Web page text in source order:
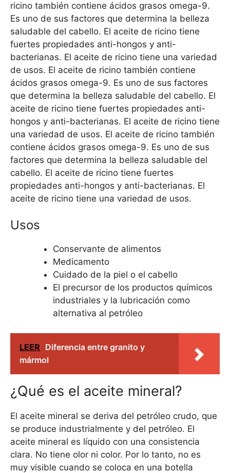
ricino también contiene ácidos grasos omega-9.
Es uno de sus factores que determina la belleza
saludable del cabello. El aceite de ricino tiene
fuertes propiedades anti-hongos y anti-
bacterianas. El aceite de ricino tiene una variedad
de usos. El aceite de ricino también contiene
ácidos grasos omega-9. Es uno de sus factores
que determina la belleza saludable del cabello. El
aceite de ricino tiene fuertes propiedades anti-
hongos y anti-bacterianas. El aceite de ricino tiene
una variedad de usos. El aceite de ricino también
contiene ácidos grasos omega-9. Es uno de sus
factores que determina la belleza saludable del
cabello. El aceite de ricino tiene fuertes
propiedades anti-hongos y anti-bacterianas. El
aceite de ricino tiene una variedad de usos.
Usos
Conservante de alimentos
Medicamento
Cuidado de la piel o el cabello
El precursor de los productos químicos
industriales y la lubricación como
alternativa al petróleo
LEER Diferencia entre granito y
mármol
¿Qué es el aceite mineral?
El aceite mineral se deriva del petróleo crudo, que
se produce industrialmente y del petróleo. El
aceite mineral es líquido con una consistencia
clara. No tiene olor ni color. Por lo tanto, no es
muy visible cuando se coloca en una botella